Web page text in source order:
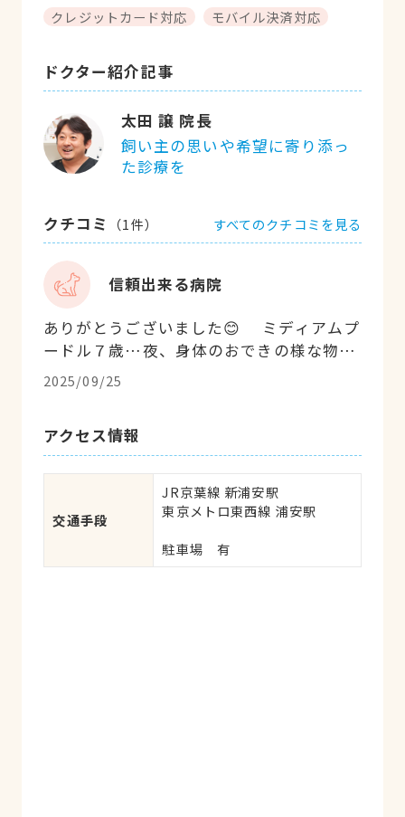
クレジットカード対応
モバイル決済対応
ドクター紹介記事
太田 譲 院長
飼い主の思いや希望に寄り添っ
た診療を
クチコミ （1件） すべてのクチコミを見る
信頼出来る病院
ありがとうございました😊 ミディアムプ
ードル７歳…夜、身体のおできの様な物が
突然腫れてしまい散歩に行こうとハーネス
を付けた際にキャン‼️と聞いた事ない泣き
ンちゃんが通っている新浦安太田動物病院
丁寧に診察していただき現状とリスク説明
を話してくださり、曖昧な言葉はなく初め
てでしたが診察してくださった先生を信頼
出来ました…必要な処置をしてくださり感
2025/09/25
アクセス情報
交通手段
JR京葉線 新浦安駅
東京メトロ東西線 浦安駅
駐車場　有